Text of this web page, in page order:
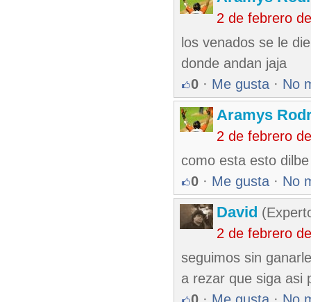
2 de febrero
los venados se le
donde andan jaja
0 · Me gusta · No
Aramys
2 de febrero
como esta esto
0 · Me gusta · No
David
2 de febrero
seguimos sin
a rezar que siga asi